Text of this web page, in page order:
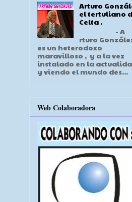
Arturo
el tertuliano
Celta .
- A
rturo
es un heterodoxo
maravilloso , y a la vez
instalado en la
y viendo el mundo des...
Web Colaboradora